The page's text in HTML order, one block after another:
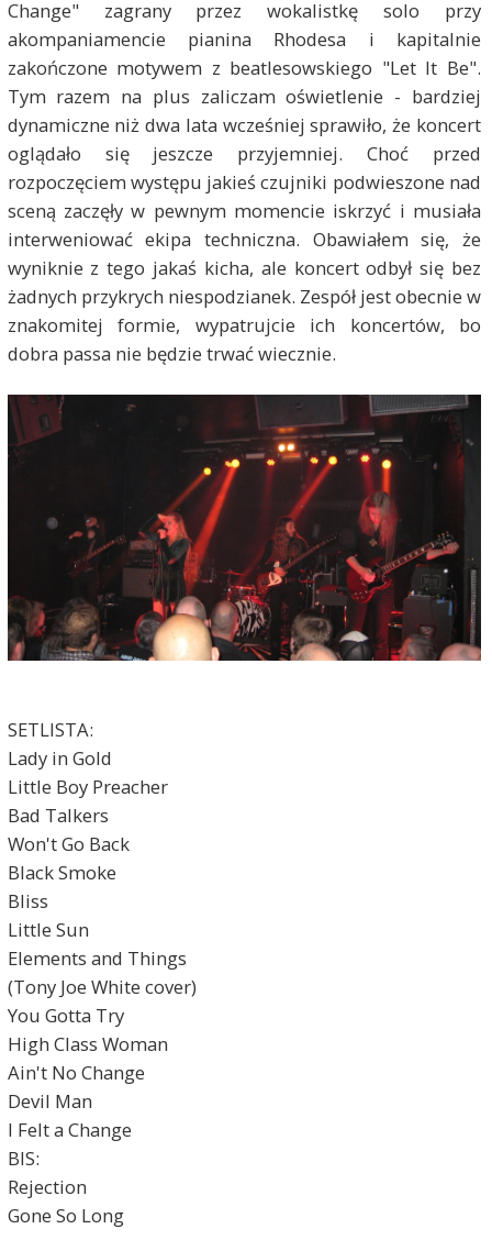
Change" zagrany przez wokalistkę solo przy
akompaniamencie pianina Rhodesa i kapitalnie
zakończone motywem z beatlesowskiego "Let It Be".
Tym razem na plus zaliczam oświetlenie - bardziej
dynamiczne niż dwa lata wcześniej sprawiło, że koncert
oglądało się jeszcze przyjemniej. Choć przed
rozpoczęciem występu jakieś czujniki podwieszone nad
sceną zaczęły w pewnym momencie iskrzyć i musiała
interweniować ekipa techniczna. Obawiałem się, że
wyniknie z tego jakaś kicha, ale koncert odbył się bez
żadnych przykrych niespodzianek. Zespół jest obecnie w
znakomitej formie, wypatrujcie ich koncertów, bo
dobra passa nie będzie trwać wiecznie.
SETLISTA:
Lady in Gold
Little Boy Preacher
Bad Talkers
Won't Go Back
Black Smoke
Bliss
Little Sun
Elements and Things
(Tony Joe White cover)
You Gotta Try
High Class Woman
Ain't No Change
Devil Man
I Felt a Change
BIS:
Rejection
Gone So Long